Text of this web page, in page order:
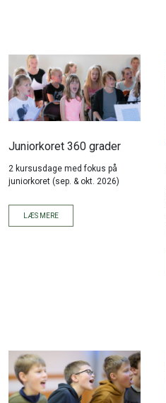
Juniorkoret 360 grader
2 kursusdage med fokus på
juniorkoret (sep. & okt. 2026)
LÆS MERE